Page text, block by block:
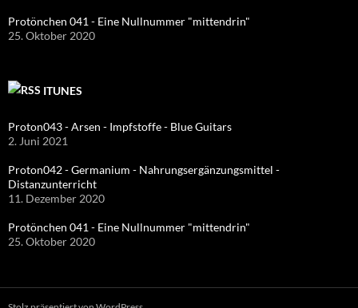
Protönchen 041 - Eine Nullnummer "mittendrin"
25. Oktober 2020
ITUNES
Proton043 - Arsen - Impfstoffe - Blue Guitars
2. Juni 2021
Proton042 - Germanium - Nahrungsergänzungsmittel -
Distanzunterricht
11. Dezember 2020
Protönchen 041 - Eine Nullnummer "mittendrin"
25. Oktober 2020